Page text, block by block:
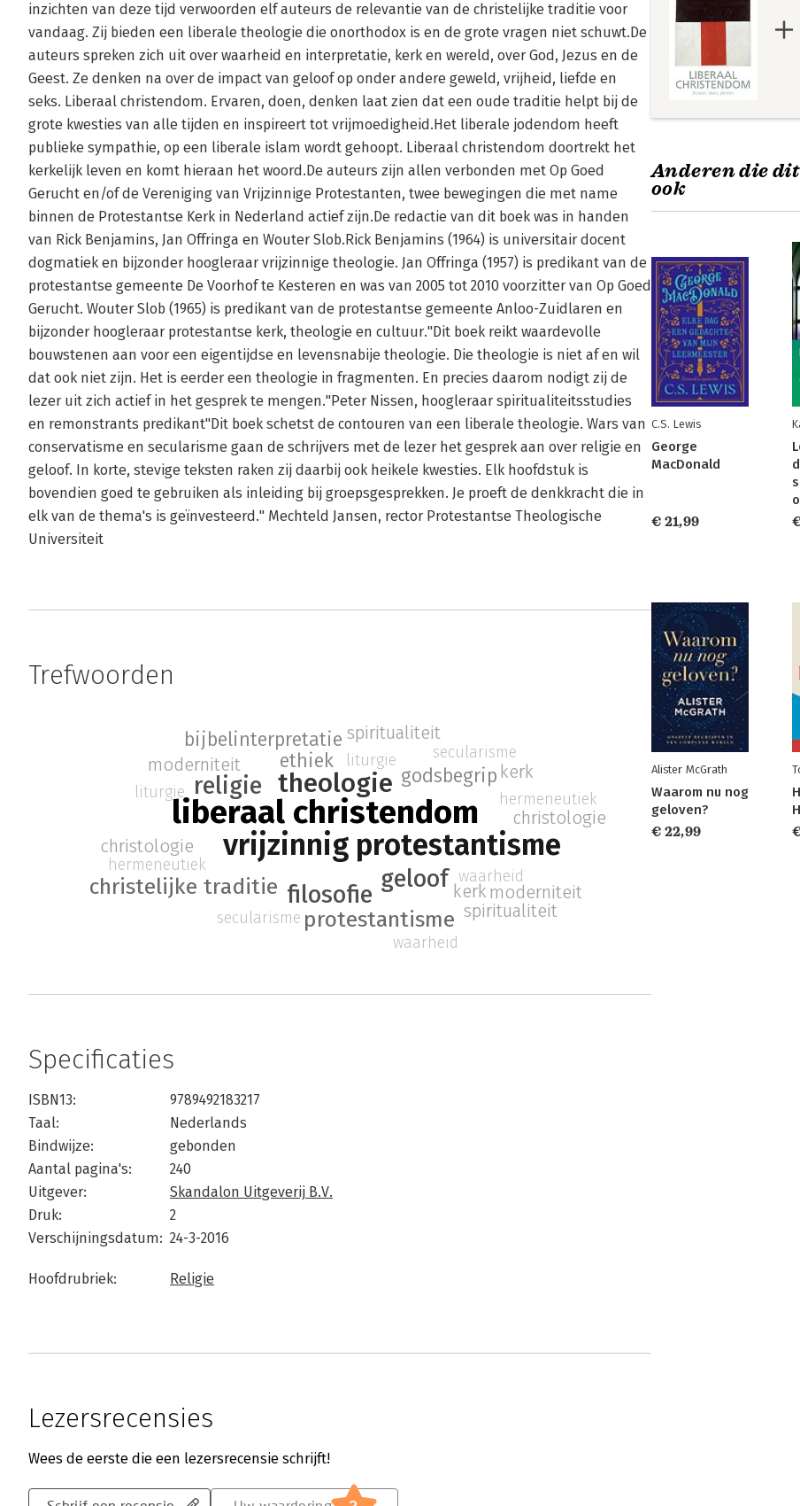
inzichten van deze tijd verwoorden elf auteurs de relevantie van de christelijke traditie voor
vandaag. Zij bieden een liberale theologie die onorthodox is en de grote vragen niet schuwt.De
auteurs spreken zich uit over waarheid en interpretatie, kerk en wereld, over God, Jezus en de
Geest. Ze denken na over de impact van geloof op onder andere geweld, vrijheid, liefde en
seks. Liberaal christendom. Ervaren, doen, denken laat zien dat een oude traditie helpt bij de
grote kwesties van alle tijden en inspireert tot vrijmoedigheid.Het liberale jodendom heeft
publieke sympathie, op een liberale islam wordt gehoopt. Liberaal christendom doortrekt het
kerkelijk leven en komt hieraan het woord.De auteurs zijn allen verbonden met Op Goed
Gerucht en/of de Vereniging van Vrijzinnige Protestanten, twee bewegingen die met name
binnen de Protestantse Kerk in Nederland actief zijn.De redactie van dit boek was in handen
van Rick Benjamins, Jan Offringa en Wouter Slob.Rick Benjamins (1964) is universitair docent
dogmatiek en bijzonder hoogleraar vrijzinnige theologie. Jan Offringa (1957) is predikant van de
protestantse gemeente De Voorhof te Kesteren en was van 2005 tot 2010 voorzitter van Op Goed
Gerucht. Wouter Slob (1965) is predikant van de protestantse gemeente Anloo-Zuidlaren en
bijzonder hoogleraar protestantse kerk, theologie en cultuur."Dit boek reikt waardevolle
bouwstenen aan voor een eigentijdse en levensnabije theologie. Die theologie is niet af en wil
dat ook niet zijn. Het is eerder een theologie in fragmenten. En precies daarom nodigt zij de
lezer uit zich actief in het gesprek te mengen."Peter Nissen, hoogleraar spiritualiteitsstudies
en remonstrants predikant"Dit boek schetst de contouren van een liberale theologie. Wars van
conservatisme en secularisme gaan de schrijvers met de lezer het gesprek aan over religie en
geloof. In korte, stevige teksten raken zij daarbij ook heikele kwesties. Elk hoofdstuk is
bovendien goed te gebruiken als inleiding bij groepsgesprekken. Je proeft de denkkracht die in
elk van de thema's is geïnvesteerd." Mechteld Jansen, rector Protestantse Theologische
Universiteit
Trefwoorden
liberaal christendom
vrijzinnig protestantisme
theologie
geloof
filosofie
religie
protestantisme
christelijke traditie
ethiek
bijbelinterpretatie
godsbegrip
liturgie
secularisme
hermeneutiek
christologie
moderniteit
spiritualiteit
waarheid
kerk
liturgie
secularisme
hermeneutiek
christologie
moderniteit
spiritualiteit
waarheid
kerk
Specificaties
ISBN13:
9789492183217
Taal:
Nederlands
Bindwijze:
gebonden
Aantal pagina's:
240
Uitgever:
Skandalon Uitgeverij B.V.
Druk:
2
Verschijningsdatum: 24-3-2016
Hoofdrubriek: Religie
Lezersrecensies
Wees de eerste die een lezersrecensie schrijft!
Anderen die
ook
C.S. Lewis
George
MacDonald
€ 21,99
Alister McGrath
Waarom nu nog
geloven?
€ 22,99